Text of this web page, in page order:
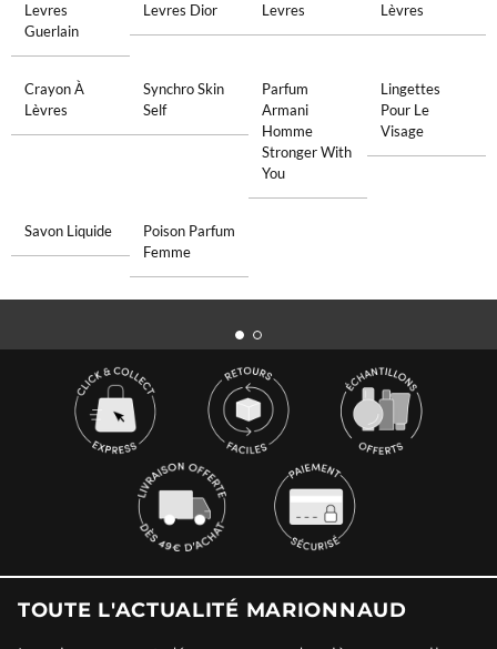
Levres
Guerlain
Levres Dior
Levres
Lèvres
Crayon À
Lèvres
Synchro Skin
Self
Parfum
Armani
Homme
Stronger With
You
Lingettes
Pour Le
Visage
Savon Liquide
Poison Parfum
Femme
TOUTE L'ACTUALITÉ MARIONNAUD